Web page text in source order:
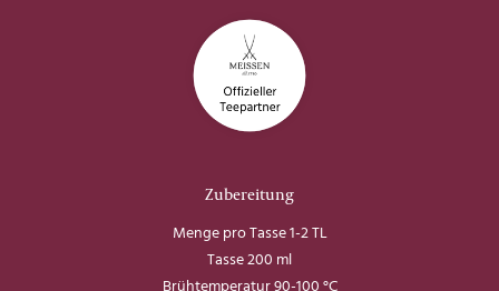
Zubereitung
Menge pro Tasse 1-2 TL
Tasse 200 ml
Brühtemperatur 90-100 °C